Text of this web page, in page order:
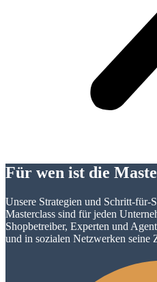
Für wen ist die
Unsere Strategien und Schritt-für-
Masterclass sind für jeden
Shopbetreiber, Experten und
und in sozialen Netzwerken seine